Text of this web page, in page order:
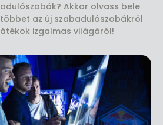
Akkor olvass bele
az új szabadulószobákról
izgalmas világáról!